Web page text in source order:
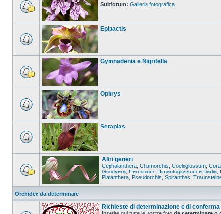
Subforum: Galleria fotografica
Epipactis
Gymnadenia e Nigritella
Ophrys
Serapias
Altri generi
Cephalanthera Chamorchis Coeloglossum
Goodyera Herminium Himantoglossum e Barlia
Platanthera Pseudorchis Spiranthes
Orchidee da determinare
Richieste di determinazione o di conferma